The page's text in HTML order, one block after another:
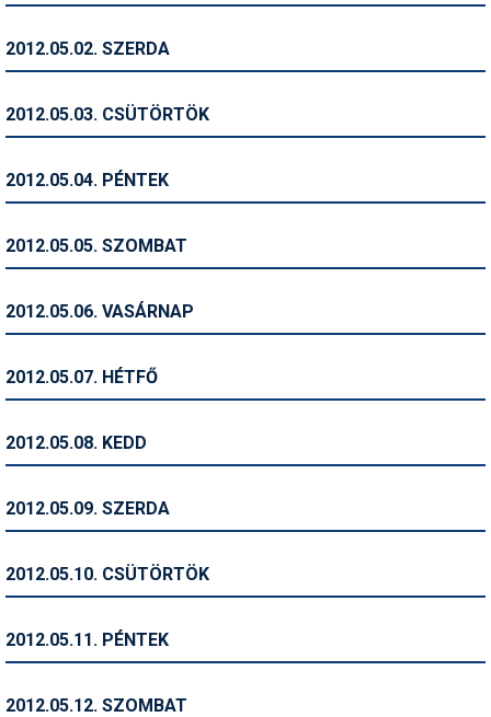
Ingatlan
Kerékpár
Magazinok
Pályázatok
Síbérletárak
2012.05.02. SZERDA
2012.05.03. CSÜTÖRTÖK
2012.05.04. PÉNTEK
2012.05.05. SZOMBAT
2012.05.06. VASÁRNAP
2012.05.07. HÉTFŐ
2012.05.08. KEDD
2012.05.09. SZERDA
2012.05.10. CSÜTÖRTÖK
2012.05.11. PÉNTEK
2012.05.12. SZOMBAT